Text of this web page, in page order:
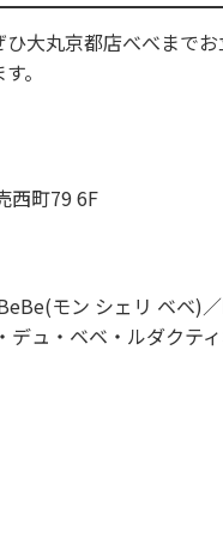
大丸京都店べべまで
。
西町79 6F
モン シェリ ベベ)
ュ・ベベ・ルダクテ